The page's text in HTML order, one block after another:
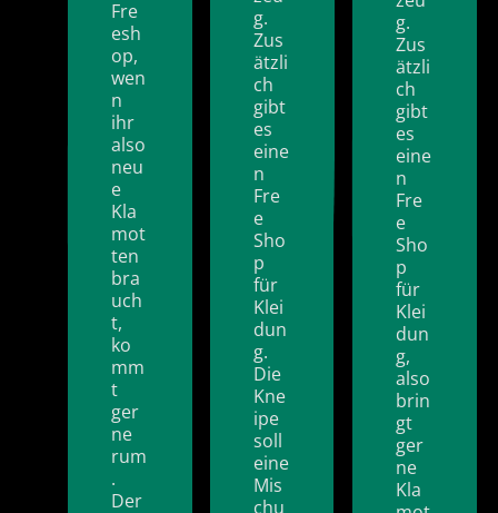
Fre
esh
op,
wen
n
ihr
also
neu
e
Kla
mot
ten
bra
uch
t,
ko
mm
t
ger
ne
rum
.
Der
g.
Zus
ätzli
ch
gibt
es
eine
n
Fre
e
Sho
p
für
Klei
dun
g.
Die
Kne
ipe
soll
eine
Mis
chu
g.
Zus
ätzli
ch
gibt
es
eine
n
Fre
e
Sho
p
für
Klei
dun
g,
also
brin
gt
ger
ne
Kla